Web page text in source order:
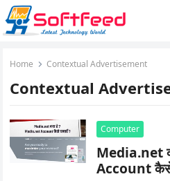
Home Contextual Advertisement
Contextual
Computer
Media.net
Account कैसे